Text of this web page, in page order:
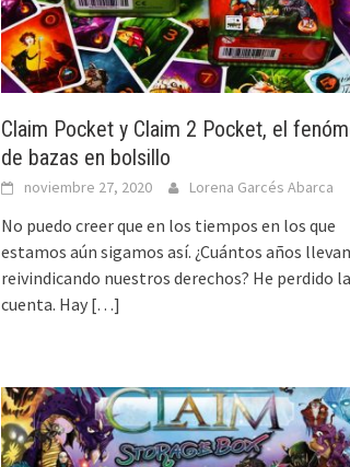
Claim Pocket y Claim 2 Pocket, el
de bazas en bolsillo
noviembre 27, 2020 Lorena Garcés Abarca
No puedo creer que en los tiempos en los que
estamos aún sigamos así. ¿Cuántos años
reivindicando nuestros derechos? He perdido la
cuenta. Hay […]